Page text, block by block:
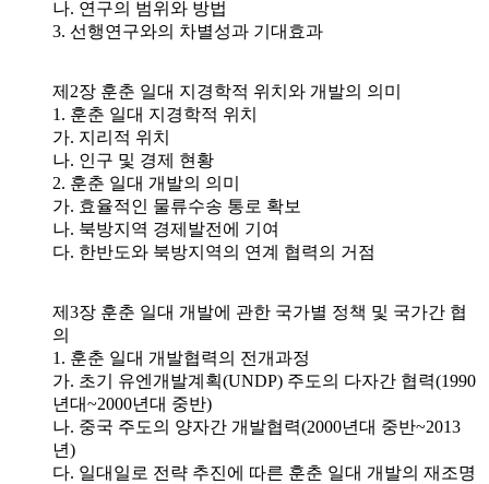
나. 연구의 범위와 방법
3. 선행연구와의 차별성과 기대효과
제2장 훈춘 일대 지경학적 위치와 개발의 의미
1. 훈춘 일대 지경학적 위치
가. 지리적 위치
나. 인구 및 경제 현황
2. 훈춘 일대 개발의 의미
가. 효율적인 물류수송 통로 확보
나. 북방지역 경제발전에 기여
다. 한반도와 북방지역의 연계 협력의 거점
제3장 훈춘 일대 개발에 관한 국가별 정책 및 국가간 협
의
1. 훈춘 일대 개발협력의 전개과정
가. 초기 유엔개발계획(UNDP) 주도의 다자간 협력(1990
년대~2000년대 중반)
나. 중국 주도의 양자간 개발협력(2000년대 중반~2013
년)
다. 일대일로 전략 추진에 따른 훈춘 일대 개발의 재조명